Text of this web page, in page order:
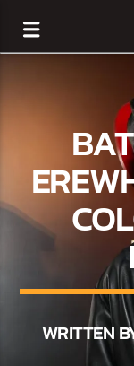
CURRENT TRACK
WRITTEN